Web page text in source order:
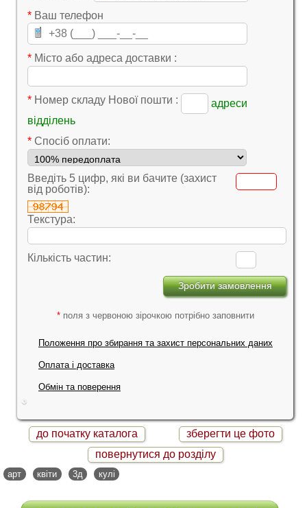
* Ваш телефон
* Місто або адреса доставки :
* Номер складу Нової пошти :
адреси
відділень
* Cпосіб оплати:
Введіть 5 цифр, які ви бачите (захист
від роботів):
Текстура:
Кількість частин:
* поля з червоною зірочкою потрібно заповнити
Положення про збирання та захист персональних даних
Оплата і доставка
Обмін та поверення
до початку каталога
зберегти це фото
повернутися до розділу
арт квіти 3д кулі